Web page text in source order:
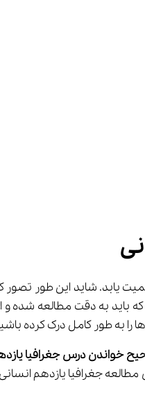
نهایی اهمیت یابد. شاید
به دقت مطالعه شده و
خواندن درس جغرافیا